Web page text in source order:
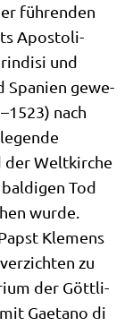
füh­ren­den
Apo­sto­li­
und
Spa­ni­en gewe­
nach
der Welt­kir­che
Tod
wur­de.
Kle­mens
zu
der Gött­li­
Gaet­a­no di